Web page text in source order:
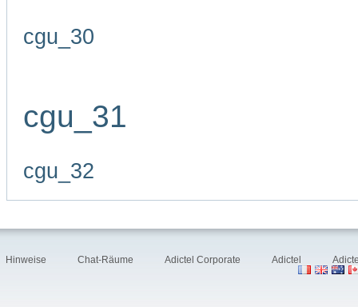
cgu_30
cgu_31
cgu_32
Hinweise Chat-Räume Adictel Corporate Adictel